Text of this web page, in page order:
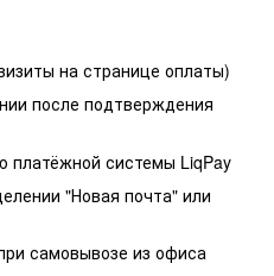
на странице оплаты)
после подтверждения
системы LiqPay
"Новая почта" или
самовывозе из офиса